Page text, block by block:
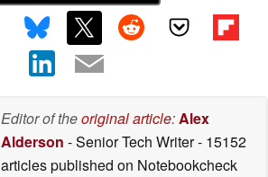
Editor of theoriginal article:Alex
Alderson - Senior Tech Writer- 15152
articles published on Notebookcheck